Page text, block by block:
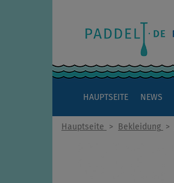
HAUPTSEITE NEWS
Hauptseite > Bekleidung >